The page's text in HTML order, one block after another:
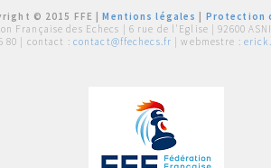
© 2015 FFE |Mentions légales
Protection
Française des Echecs | 6 rue de l'Eglise | 92600
80 | contact : contact@ffechecs.fr | webmestre :